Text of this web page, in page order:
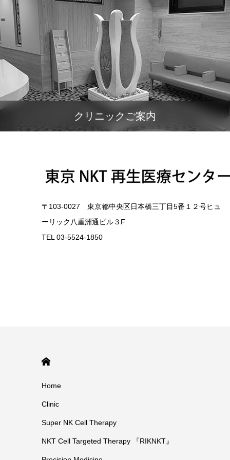
クリニックご案内
〒103-0027 東京都中央区日本橋三丁目5番１２号ヒュ
ーリック八重洲通ビル３F
TEL 03-5524-1850
Home
Clinic
Super NK Cell Therapy
NKT Cell Targeted Therapy 『RIKNKT』